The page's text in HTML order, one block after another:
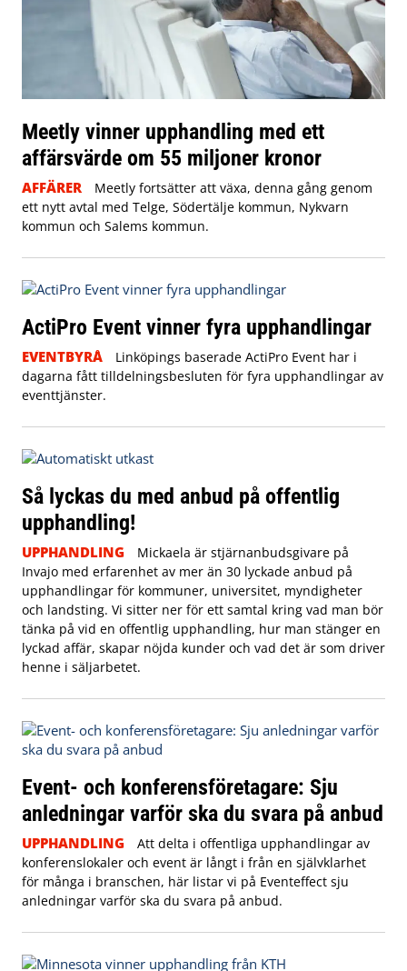
Meetly vinner upphandling med ett
affärsvärde om 55 miljoner kronor
AFFÄRER
Meetly fortsätter att växa, denna gång genom
ett nytt avtal med Telge, Södertälje kommun, Nykvarn
kommun och Salems kommun.
ActiPro Event vinner fyra upphandlingar
EVENTBYRÅ
Linköpings baserade ActiPro Event har i
dagarna fått tilldelningsbesluten för fyra upphandlingar av
eventtjänster.
Så lyckas du med anbud på offentlig
upphandling!
UPPHANDLING
Mickaela är stjärnanbudsgivare på
Invajo med erfarenhet av mer än 30 lyckade anbud på
upphandlingar för kommuner, universitet, myndigheter
och landsting. Vi sitter ner för ett samtal kring vad man bör
tänka på vid en offentlig upphandling, hur man stänger en
lyckad affär, skapar nöjda kunder och vad det är som driver
henne i säljarbetet.
Event- och konferensföretagare: Sju
anledningar varför ska du svara på anbud
UPPHANDLING
Att delta i offentliga upphandlingar av
konferenslokaler och event är långt i från en självklarhet
för många i branschen, här listar vi på Eventeffect sju
anledningar varför ska du svara på anbud.